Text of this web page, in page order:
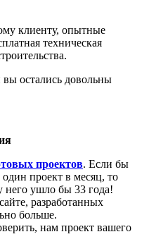
клиенту, опытные
техническая
остались довольны
проектов. Если бы
один проект в месяц, то
него ушло бы 33 года!
разработанных
больше.
нам проект вашего